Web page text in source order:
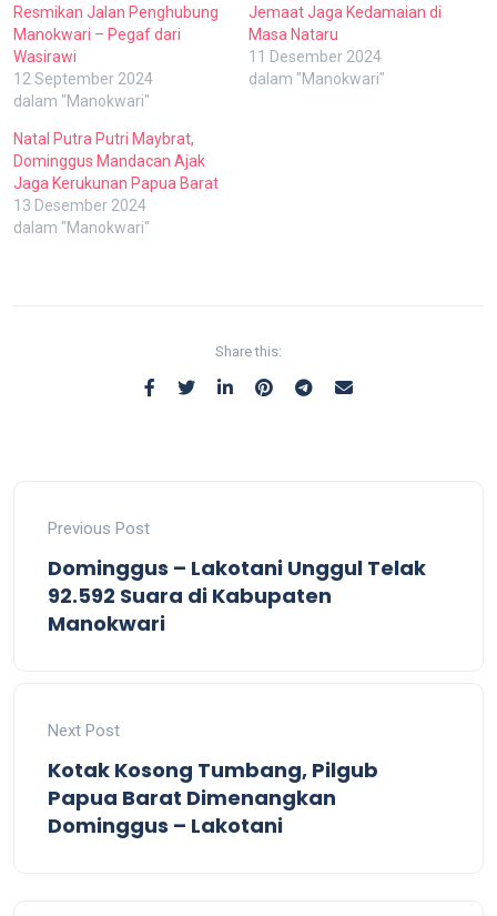
Resmikan Jalan Penghubung
Manokwari – Pegaf dari
Wasirawi
12 September 2024
dalam "Manokwari"
Jemaat Jaga Kedamaian di
Masa Nataru
11 Desember 2024
dalam "Manokwari"
Natal Putra Putri Maybrat,
Dominggus Mandacan Ajak
Jaga Kerukunan Papua Barat
13 Desember 2024
dalam "Manokwari"
Share this:
Previous Post
Dominggus – Lakotani Unggul Telak
92.592 Suara di Kabupaten
Manokwari
Next Post
Kotak Kosong Tumbang, Pilgub
Papua Barat Dimenangkan
Dominggus – Lakotani